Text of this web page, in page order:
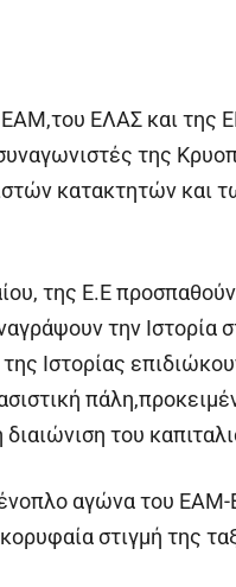
ΕΛΑΣ και της
της
κατακτητών και
της Ε.Ε
την Ιστορία
Ιστορίας
του
αγώνα του ΕΑΜ-
στιγμή της